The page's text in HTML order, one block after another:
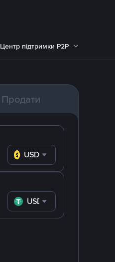
Центр підтримки P2P
Продати
USD
USDT